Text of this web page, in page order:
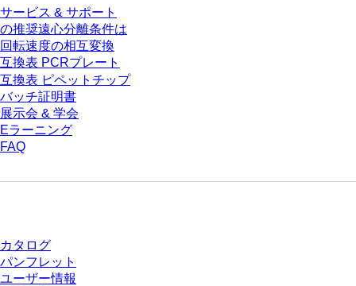
サービス & サポート
の推奨遠心分離条件は
回転速度の相互変換
互換表 PCRプレート
互換表 ピペットチップ
バッチ証明書
展示会 & 学会
Eラーニング
FAQ
カタログ
パンフレット
ユーザー情報